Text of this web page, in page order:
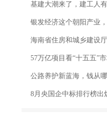
基建大潮来了，建工人有
银发经济这个朝阳产业
57万亿项目看“十五五”市
公路养护新蓝海，钱从
8月央国企中标排行榜出